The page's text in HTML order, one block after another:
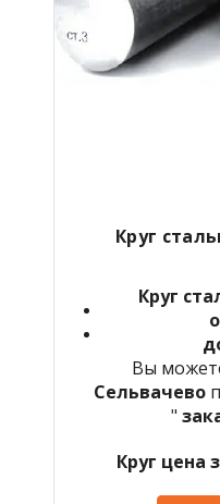
Круг
Круг
Вы
Сельвачево
"
Круг цена